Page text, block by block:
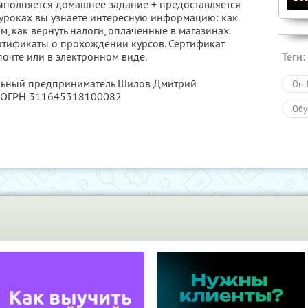
домашнее задание + предоставляется
вы узнаете интересную информацию: как
как вернуть налоги, оплаченные в магазинах.
о прохождении курсов. Сертификат
или в электронном виде.
предприниматель Шилов Дмитрий
311645318100082
Теги: